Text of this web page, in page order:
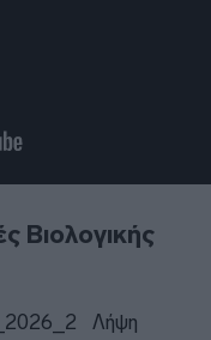
Βιολογικής
Λήψη